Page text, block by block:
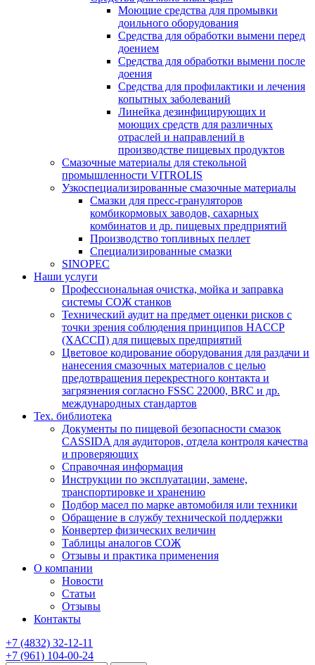
Моющие средства для промывки
доильного оборудования
Средства для обработки вымени перед
доением
Средства для обработки вымени после
доения
Средства для профилактики и лечения
копытных заболеваний
Линейка дезинфицирующих и
моющих средств для различных
отраслей и направлений в
производстве пищевых продуктов
Смазочные материалы для стекольной
промышленности VITROLIS
Узкоспециализированные смазочные материалы
Смазки для пресс-грануляторов
комбикормовых заводов, сахарных
комбинатов и др. пищевых предприятий
Производство топливных пеллет
Специализированные смазки
SINOPEC
Наши услуги
Профессиональная очистка, мойка и заправка
системы СОЖ станков
Технический аудит на предмет оценки рисков с
точки зрения соблюдения принципов HACCP
(ХАССП) для пищевых предприятий
Цветовое кодирование оборудования для раздачи и
нанесения смазочных материалов с целью
предотвращения перекрестного контакта и
загрязнения согласно FSSC 22000, BRC и др.
международных стандартов
Тех. библиотека
Документы по пищевой безопасности смазок
CASSIDA для аудиторов, отдела контроля качества
и проверяющих
Справочная информация
Инструкции по эксплуатации, замене,
транспортировке и хранению
Подбор масел по марке автомобиля или техники
Обращение в службу технической поддержки
Конвертер физических величин
Таблицы аналогов СОЖ
Отзывы и практика применения
О компании
Новости
Статьи
Отзывы
Контакты
+7 (4832) 32-12-11
+7 (961) 104-00-24